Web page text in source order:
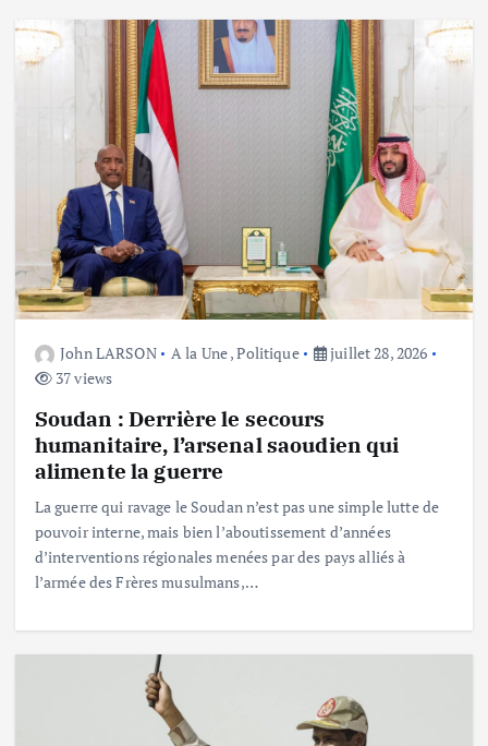
John LARSON A la Une,Politique
juillet 28, 2026
37 views
Soudan : Derrière le secours
humanitaire, l’arsenal saoudien qui
alimente la guerre
La guerre qui ravage le Soudan n’est pas une simple lutte de
pouvoir interne, mais bien l’aboutissement d’années
d’interventions régionales menées par des pays alliés à
l’armée des Frères musulmans,…